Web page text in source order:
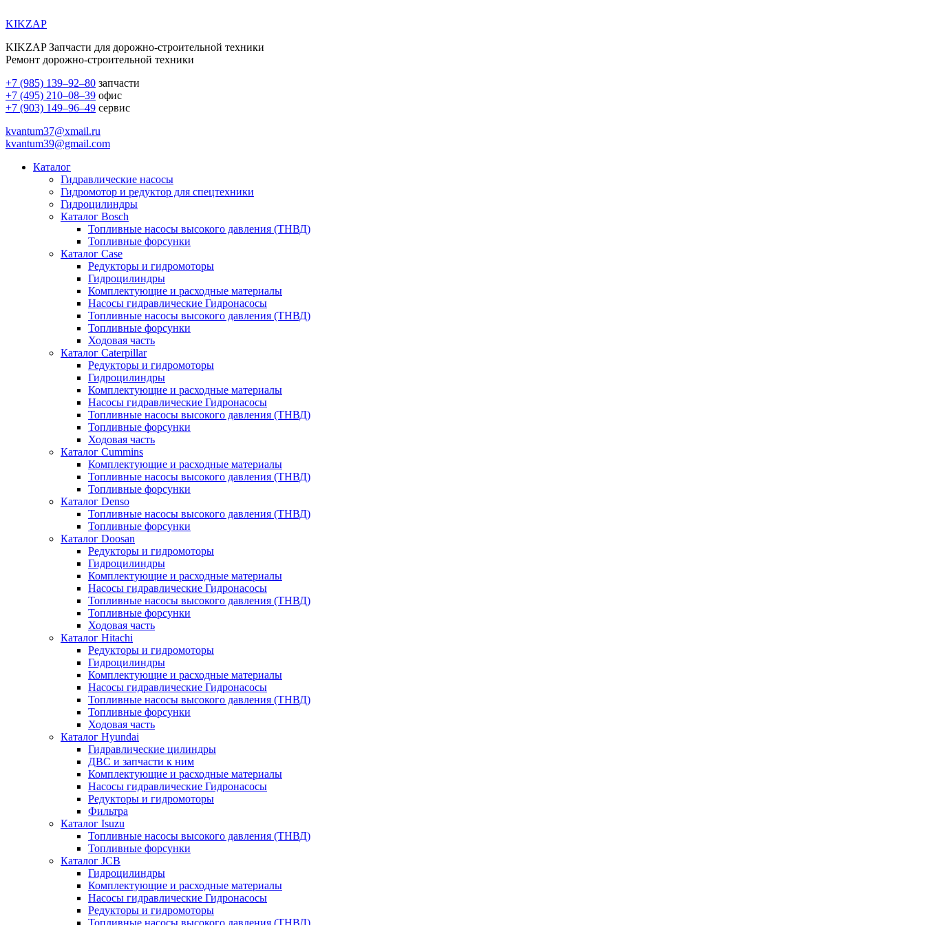
KIKZAP
KIKZAP Запчасти для дорожно-строительной техники
Ремонт дорожно-строительной техники
+7 (985) 139–92–80 запчасти
+7 (495) 210–08–39 офис
+7 (903) 149–96–49 сервис
kvantum37@xmail.ru
kvantum39@gmail.com
Каталог
Гидравлические насосы
Гидромотор и редуктор для спецтехники
Гидроцилиндры
Каталог Bosch
Топливные насосы высокого давления (ТНВД)
Топливные форсунки
Каталог Case
Редукторы и гидромоторы
Гидроцилиндры
Комплектующие и расходные материалы
Насосы гидравлические Гидронасосы
Топливные насосы высокого давления (ТНВД)
Топливные форсунки
Ходовая часть
Каталог Caterpillar
Редукторы и гидромоторы
Гидроцилиндры
Комплектующие и расходные материалы
Насосы гидравлические Гидронасосы
Топливные насосы высокого давления (ТНВД)
Топливные форсунки
Ходовая часть
Каталог Cummins
Комплектующие и расходные материалы
Топливные насосы высокого давления (ТНВД)
Топливные форсунки
Каталог Denso
Топливные насосы высокого давления (ТНВД)
Топливные форсунки
Каталог Doosan
Редукторы и гидромоторы
Гидроцилиндры
Комплектующие и расходные материалы
Насосы гидравлические Гидронасосы
Топливные насосы высокого давления (ТНВД)
Топливные форсунки
Ходовая часть
Каталог Hitachi
Редукторы и гидромоторы
Гидроцилиндры
Комплектующие и расходные материалы
Насосы гидравлические Гидронасосы
Топливные насосы высокого давления (ТНВД)
Топливные форсунки
Ходовая часть
Каталог Hyundai
Гидравлические цилиндры
ДВС и запчасти к ним
Комплектующие и расходные материалы
Насосы гидравлические Гидронасосы
Редукторы и гидромоторы
Фильтра
Каталог Isuzu
Топливные насосы высокого давления (ТНВД)
Топливные форсунки
Каталог JCB
Гидроцилиндры
Комплектующие и расходные материалы
Насосы гидравлические Гидронасосы
Редукторы и гидромоторы
Топливные насосы высокого давления (ТНВД)